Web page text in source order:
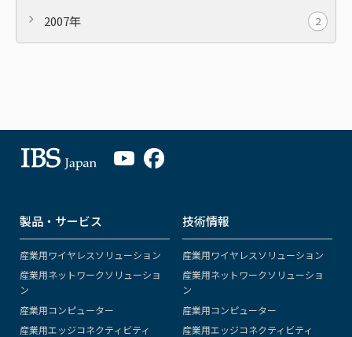
2007年 2
製品・サービス
産業用ワイヤレスソリューション
産業用ネットワークソリューショ
ン
産業用コンピューター
産業用エッジコネクティビティ
技術情報
産業用ワイヤレスソリューション
産業用ネットワークソリューショ
ン
産業用コンピューター
産業用エッジコネクティビティ